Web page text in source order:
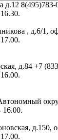
д.12 8(495)783-
, д.6/1,
д.84 +7
16.00.
д.150,